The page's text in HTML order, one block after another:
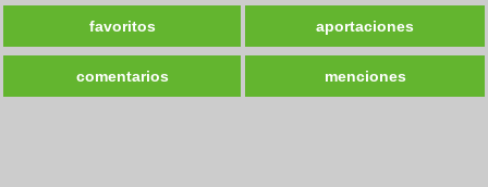
favoritos aportaciones
comentarios menciones